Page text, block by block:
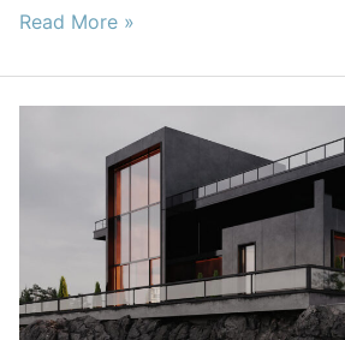
Read More »
Twin